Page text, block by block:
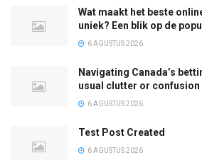
Wat maakt het beste
uniek? Een blik op de
6 AGUSTUS 2026
Navigating Canada’s
usual clutter or confusion
6 AGUSTUS 2026
Test Post Created
6 AGUSTUS 2026